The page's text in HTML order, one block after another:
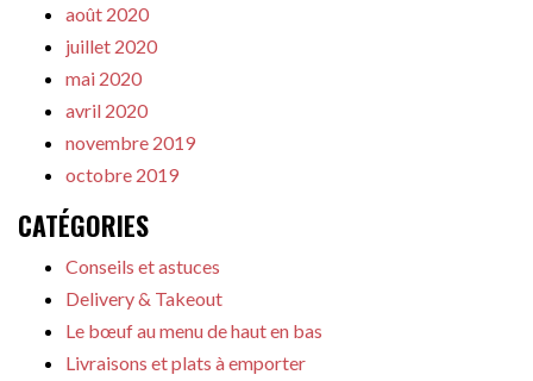
août 2020
juillet 2020
mai 2020
avril 2020
novembre 2019
octobre 2019
CATÉGORIES
Conseils et astuces
Delivery & Takeout
Le bœuf au menu de haut en bas
Livraisons et plats à emporter